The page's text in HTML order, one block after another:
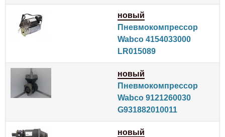
новый
Пневмокомпрессор
Wabco 4154033000
LR015089
новый
Пневмокомпрессор
Wabco 9121260030
G931882010011
новый